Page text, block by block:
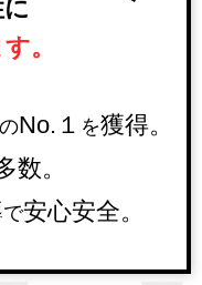
。
のNo.１ を獲得。
数。
で安心安全。